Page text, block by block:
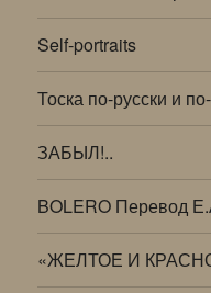
Self-portraits
Тоска по-русски и
ЗАБЫЛ!..
BOLERO Перевод
«ЖЕЛТОЕ И